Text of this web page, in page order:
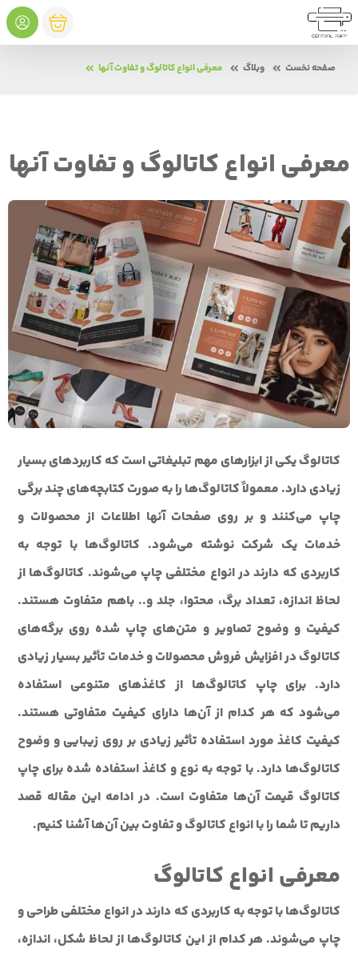
صفحه نخست وبلاگ معرفی انواع کاتالوگ و تفاوت آنها
معرفی انواع کاتالوگ و تفاوت آنها
کاتالوگ یکی از ابزارهای مهم تبلیغاتی است که کاربردهای بسیار
زیادی دارد. معمولاً کاتالوگ‌ها را به صورت کتابچه‌های چند برگی
چاپ می‌کنند و بر روی صفحات آنها اطلاعات از محصولات و
خدمات یک شرکت نوشته می‌شود. کاتالوگ‌ها با توجه به
کاربردی که دارند در انواع مختلفی چاپ می‌شوند. کاتالوگ‌ها از
لحاظ اندازه، تعداد برگ، محتوا، جلد و.. باهم متفاوت هستند.
کیفیت و وضوح تصاویر و متن‌های چاپ شده روی برگه‌های
کاتالوگ در افزایش فروش محصولات و خدمات تأثیر بسیار زیادی
دارد. برای چاپ کاتالوگ‌ها از کاغذهای متنوعی استفاده
می‌شود که هر کدام از آن‌ها دارای کیفیت متفاوتی هستند.
کیفیت کاغذ مورد استفاده تأثیر زیادی بر روی زیبایی و وضوح
کاتالوگ‌ها دارد. با توجه به نوع و کاغذ استفاده شده برای چاپ
کاتالوگ قیمت آن‌ها متفاوت است. در ادامه این مقاله قصد
داریم تا شما را با انواع کاتالوگ و تفاوت بین آن‌ها آشنا کنیم.
معرفی انواع کاتالوگ
کاتالوگ‌ها با توجه به کاربردی که دارند در انواع مختلفی طراحی و
چاپ می‌شوند. هر کدام از این کاتالوگ‌ها از لحاظ شکل، اندازه،